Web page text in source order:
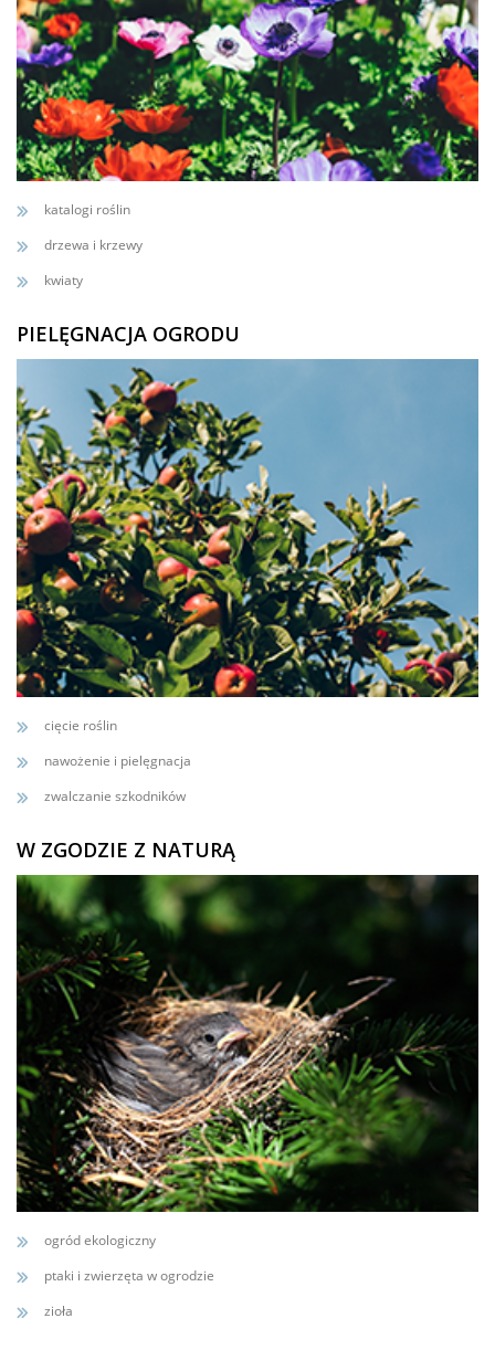
katalogi roślin
drzewa i krzewy
kwiaty
PIELĘGNACJA OGRODU
cięcie roślin
nawożenie i pielęgnacja
zwalczanie szkodników
W ZGODZIE Z NATURĄ
ogród ekologiczny
ptaki i zwierzęta w ogrodzie
zioła